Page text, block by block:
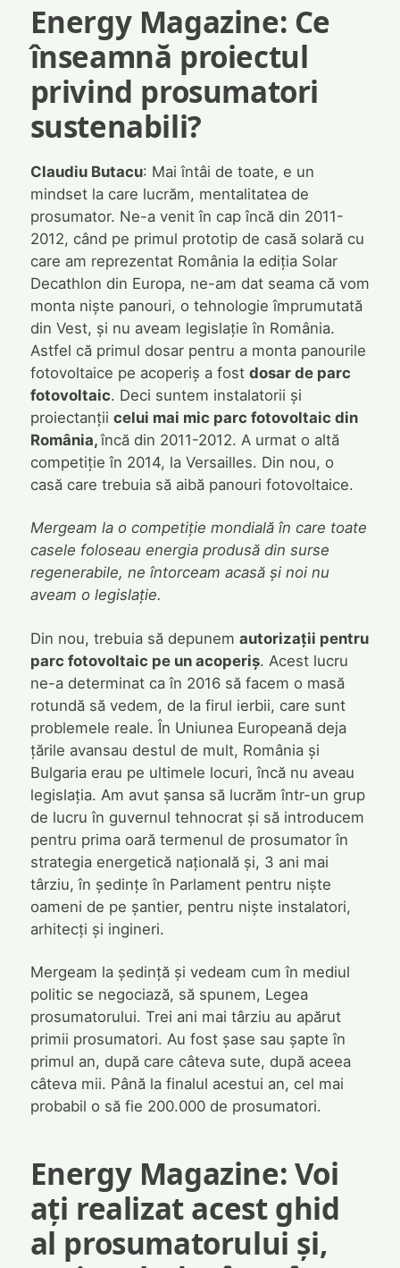
Energy Magazine: Ce
înseamnă proiectul
privind prosumatori
sustenabili?
Claudiu Butacu: Mai întâi de toate, e un
mindset la care lucrăm, mentalitatea de
prosumator. Ne-a venit în cap încă din 2011-
2012, când pe primul prototip de casă solară cu
care am reprezentat România la ediția Solar
Decathlon din Europa, ne-am dat seama că vom
monta niște panouri, o tehnologie împrumutată
din Vest, și nu aveam legislație în România.
Astfel că primul dosar pentru a monta panourile
fotovoltaice pe acoperiș a fost dosar de parc
fotovoltaic. Deci suntem instalatorii și
proiectanții celui mai mic parc fotovoltaic din
România,încă din 2011-2012. A urmat o altă
competiție în 2014, la Versailles. Din nou, o
casă care trebuia să aibă panouri fotovoltaice.
Mergeam la o competiție mondială în care toate
casele foloseau energia produsă din surse
regenerabile, ne întorceam acasă și noi nu
aveam o legislație.
Din nou, trebuia să depunem autorizații pentru
parc fotovoltaic pe un acoperiș. Acest lucru
ne-a determinat ca în 2016 să facem o masă
rotundă să vedem, de la firul ierbii, care sunt
problemele reale. În Uniunea Europeană deja
țările avansau destul de mult, România și
Bulgaria erau pe ultimele locuri, încă nu aveau
legislația. Am avut șansa să lucrăm într-un grup
de lucru în guvernul tehnocrat și să introducem
pentru prima oară termenul de prosumator în
strategia energetică națională și, 3 ani mai
târziu, în ședințe în Parlament pentru niște
oameni de pe șantier, pentru niște instalatori,
arhitecți și ingineri.
Mergeam la ședință și vedeam cum în mediul
politic se negociază, să spunem, Legea
prosumatorului. Trei ani mai târziu au apărut
primii prosumatori. Au fost șase sau șapte în
primul an, după care câteva sute, după aceea
câteva mii. Până la finalul acestui an, cel mai
probabil o să fie 200.000 de prosumatori.
Energy Magazine: Voi
ați realizat acest ghid
al prosumatorului și,